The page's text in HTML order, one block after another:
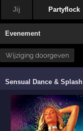
Jij Partyflock
Evenement
Wijziging doorgeven
Sensual Dance & Splash